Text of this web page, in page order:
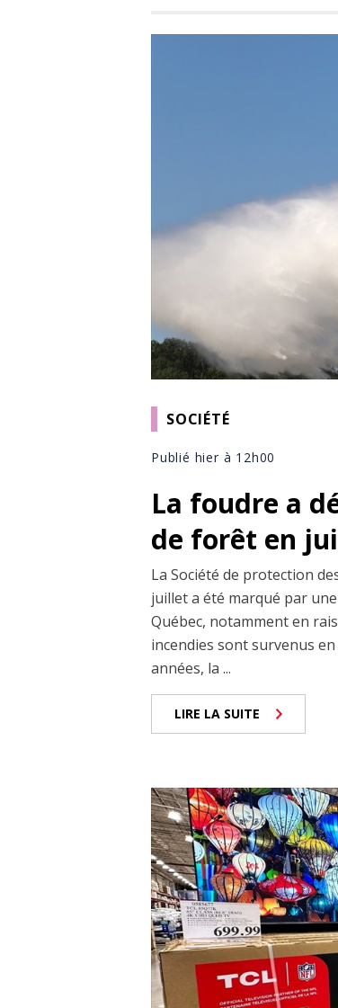
SOCIÉTÉ
Publié hier à 12h00
La foudre a
de forêt en
La Société de protection
juillet a été marqué par
Québec, notamment en
incendies sont survenus
années, la ...
LIRE LA SUITE